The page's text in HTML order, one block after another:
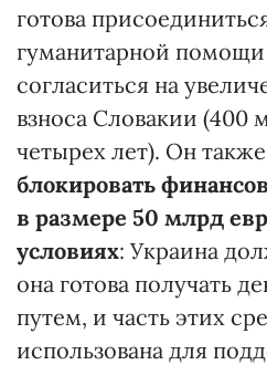
готова
гуманитарной
согласиться на
взноса Словакии (400
четырех лет). Он также
блокировать
в размере 50 млрд
условиях: Украина
она готова получать
путем, и часть этих
использована для